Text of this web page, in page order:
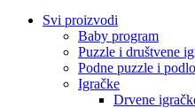
Svi proizvodi
Baby program
Puzzle i društvene
Podne puzzle i
Igračke
Drvene